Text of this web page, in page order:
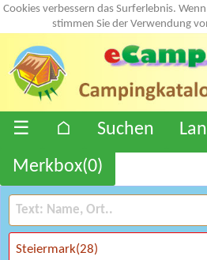
Cookies verbessern das Surferlebnis.
stimmen Sie der Verwendung
☰ ⌂ Suchen
Merkbox(0)